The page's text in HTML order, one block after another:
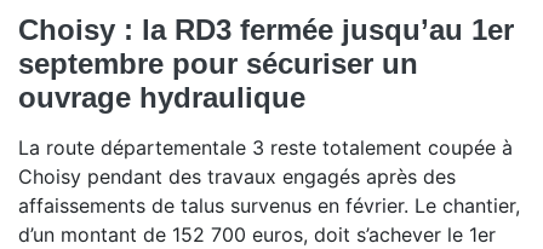
Choisy : la RD3 fermée jusqu’au 1er
septembre pour sécuriser un
ouvrage hydraulique
La route départementale 3 reste totalement coupée à
Choisy pendant des travaux engagés après des
affaissements de talus survenus en février. Le chantier,
d’un montant de 152 700 euros, doit s’achever le 1er